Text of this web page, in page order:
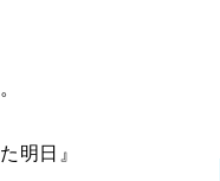
明日』